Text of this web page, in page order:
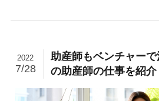
助産師もベンチャー
の助産師の仕事を紹介
2022
7/28